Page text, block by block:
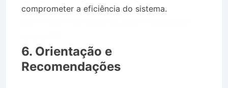
comprometer a eficiência do sistema.
6. Orientação e
Recomendações